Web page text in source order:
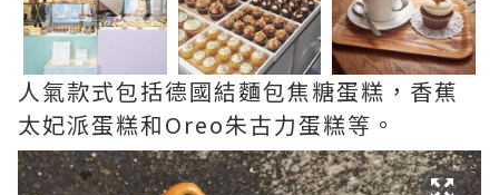
人氣款式包括德國結麵包焦糖蛋糕，香蕉
太妃派蛋糕和Oreo朱古力蛋糕等。